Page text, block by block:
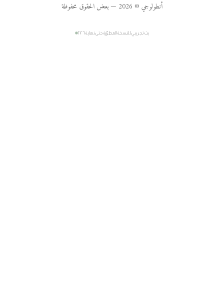
أنطولوجي © 2026 — بعض الحقوق محفوظة
بث تجريبي للنسخة المطوّرة حتى نهاية ٢٠٢٦